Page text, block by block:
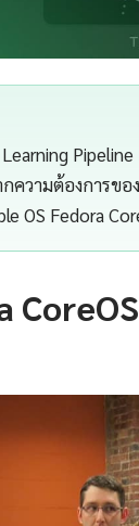
Learning
ความต้องการ
OS Fedora